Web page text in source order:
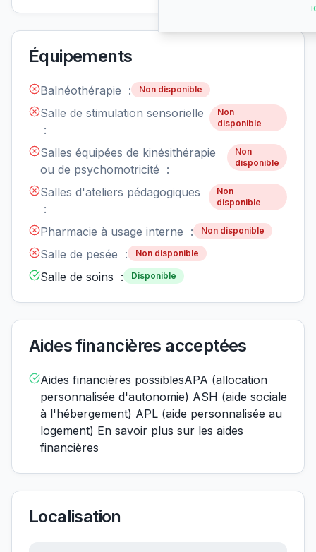
Équipements
Balnéothérapie : Non disponible
Salle de stimulation sensorielle
:
Non
disponible
Salles équipées de kinésithérapie
ou de psychomotricité :
Non
disponible
Salles d'ateliers pédagogiques
:
Non
disponible
Pharmacie à usage interne : Non disponible
Salle de pesée : Non disponible
Salle de soins : Disponible
Aides financières acceptées
Aides financières possiblesAPA (allocation
personnalisée d'autonomie) ASH (aide sociale
à l'hébergement) APL (aide personnalisée au
logement) En savoir plus sur les aides
financières
Localisation